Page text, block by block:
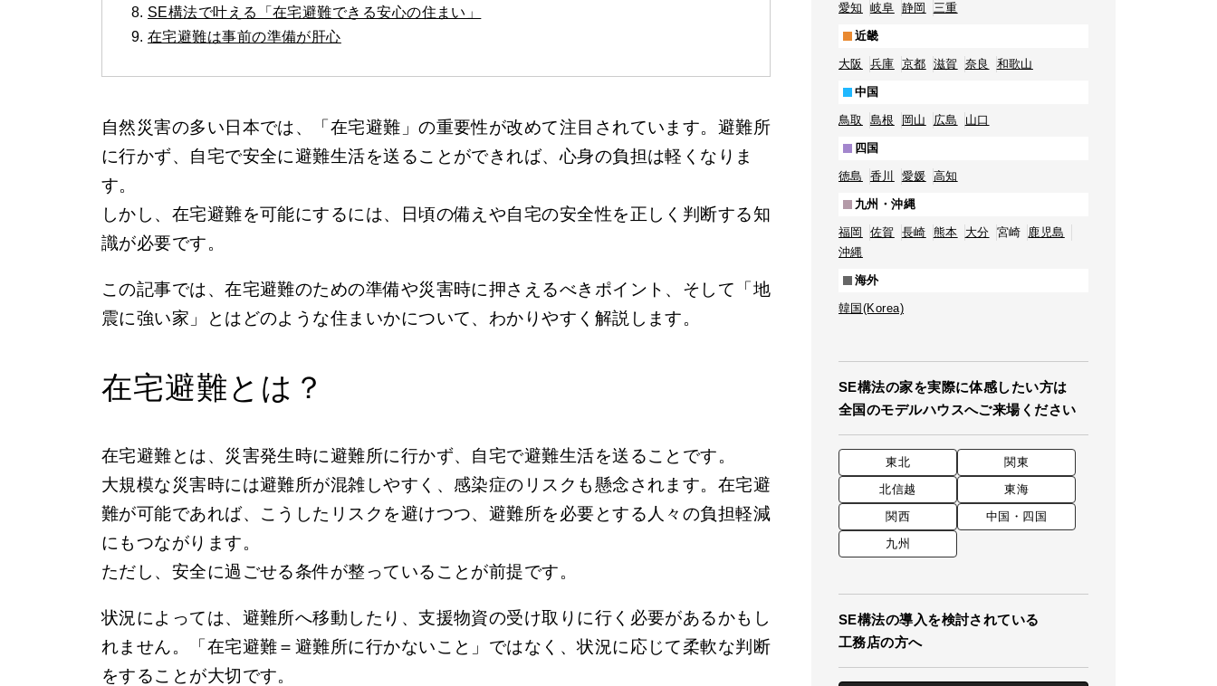
SE構法で叶える「在宅避難できる安心の住まい」
在宅避難は事前の準備が肝心
自然災害の多い日本では、「在宅避難」の重要性が改めて注目されています。避難所
に行かず、自宅で安全に避難生活を送ることができれば、心身の負担は軽くなりま
す。
しかし、在宅避難を可能にするには、日頃の備えや自宅の安全性を正しく判断する知
識が必要です。
この記事では、在宅避難のための準備や災害時に押さえるべきポイント、そして「地
震に強い家」とはどのような住まいかについて、わかりやすく解説します。
在宅避難とは？
在宅避難とは、災害発生時に避難所に行かず、自宅で避難生活を送ることです。
大規模な災害時には避難所が混雑しやすく、感染症のリスクも懸念されます。在宅避
難が可能であれば、こうしたリスクを避けつつ、避難所を必要とする人々の負担軽減
にもつながります。
ただし、安全に過ごせる条件が整っていることが前提です。
状況によっては、避難所へ移動したり、支援物資の受け取りに行く必要があるかもし
れません。「在宅避難＝避難所に行かないこと」ではなく、状況に応じて柔軟な判断
をすることが大切です。
愛知 岐阜 静岡 三重
近畿
大阪 兵庫 京都 滋賀 奈良 和歌山
中国
鳥取 島根 岡山 広島 山口
四国
徳島 香川 愛媛 高知
九州・沖縄
福岡 佐賀 長崎 熊本 大分 宮崎 鹿児島
沖縄
海外
韓国(Korea)
SE構法の家を実際に体感したい方は
全国のモデルハウスへご来場ください
東北
関東
北信越
東海
関西
中国・四国
九州
SE構法の導入を検討されている
工務店の方へ